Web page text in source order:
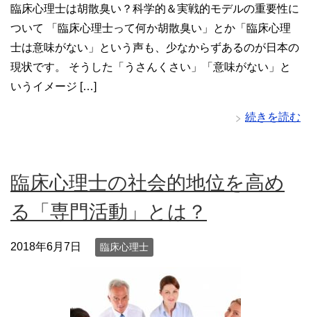
臨床心理士は胡散臭い？科学的＆実戦的モデルの重要性に
ついて 「臨床心理士って何か胡散臭い」とか「臨床心理
士は意味がない」という声も、少なからずあるのが日本の
現状です。 そうした「うさんくさい」「意味がない」と
いうイメージ […]
続きを読む
臨床心理士の社会的地位を高め
る「専門活動」とは？
2018年6月7日 臨床心理士